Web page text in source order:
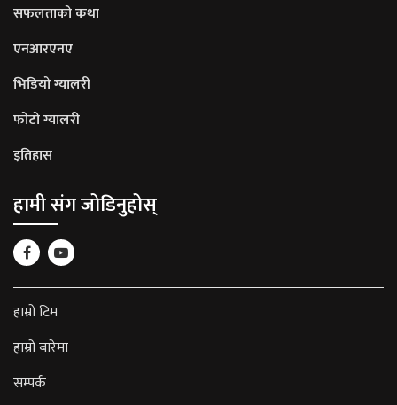
सफलताको कथा
एनआरएनए
भिडियो ग्यालरी
फोटो ग्यालरी
इतिहास
हामी संग जोडिनुहोस्
हाम्रो टिम
हाम्रो बारेमा
सम्पर्क